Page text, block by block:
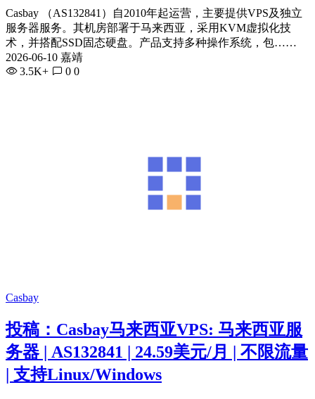
Casbay （AS132841）自2010年起运营，主要提供VPS及独立
服务器服务。其机房部署于马来西亚，采用KVM虚拟化技
术，并搭配SSD固态硬盘。产品支持多种操作系统，包……
2026-06-10 嘉靖
3.5K+
0 0
Casbay
投稿：Casbay马来西亚VPS: 马来西亚服
务器 | AS132841 | 24.59美元/月 | 不限流量
| 支持Linux/Windows